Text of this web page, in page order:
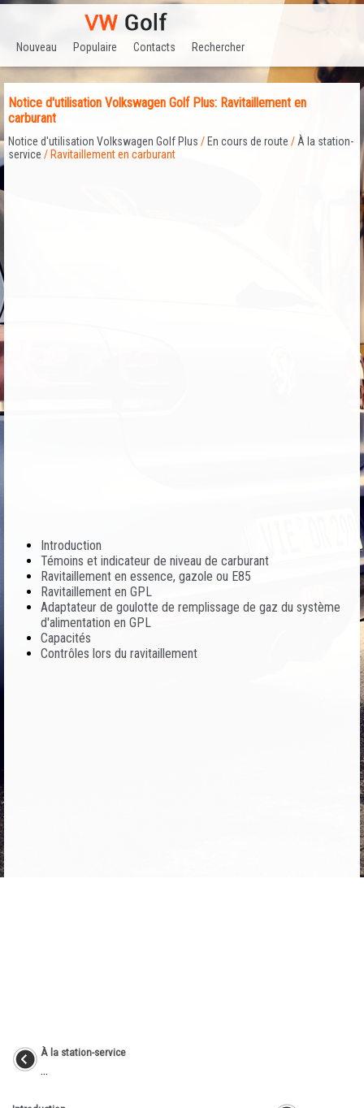
Nouveau Populaire Contacts Rechercher
Notice d'utilisation Volkswagen Golf Plus: Ravitaillement en
carburant
Notice d'utilisation Volkswagen Golf Plus / En cours de route /À la station-
service / Ravitaillement en carburant
Introduction
Témoins et indicateur de niveau de carburant
Ravitaillement en essence, gazole ou E85
Ravitaillement en GPL
Adaptateur de goulotte de remplissage de gaz du système
d'alimentation en GPL
Capacités
Contrôles lors du ravitaillement
À la station-service
...